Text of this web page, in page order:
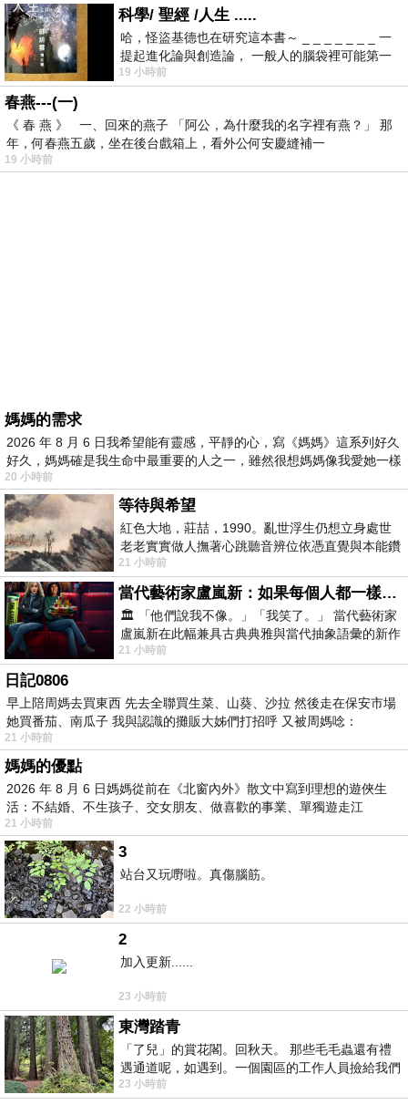
科學/ 聖經 /人生 .....
哈，怪盜基德也在研究這本書～ _ _ _ _ _ _ _ 一
提起進化論與創造論， 一般人的腦袋裡可能第一
時間就有「 進化論很科
19 小時前
春燕---(一)
《 春 燕 》 一、回來的燕子 「阿公，為什麼我的名字裡有燕？」 那
年，何春燕五歲，坐在後台戲箱上，看外公何安慶縫補一
19 小時前
媽媽的需求
2026 年 8 月 6 日我希望能有靈感，平靜的心，寫《媽媽》這系列好久
好久，媽媽確是我生命中最重要的人之一，雖然很想媽媽像我愛她一樣
20 小時前
等待與希望
紅色大地，莊喆，1990。亂世浮生仍想立身處世
老老實實做人撫著心跳聽音辨位依憑直覺與本能鑽
向裂隙的亮處探索另一個心聲另一個共鳴的
21 小時前
當代藝術家盧嵐新：如果每個人都一樣，這世界該有多無聊？
🏛️ 「他們說我不像。」「我笑了。」 當代藝術家
盧嵐新在此幅兼具古典典雅與當代抽象語彙的新作
中，以沈靜的藍色空間為背景，描繪了
21 小時前
日記0806
早上陪周媽去買東西 先去全聯買生菜、山葵、沙拉 然後走在保安市場
她買番茄、南瓜子 我與認識的攤販大姊們打招呼 又被周媽唸：
21 小時前
媽媽的優點
2026 年 8 月 6 日媽媽從前在《北窗內外》散文中寫到理想的遊俠生
活：不結婚、不生孩子、交女朋友、做喜歡的事業、單獨遊走江
湖⋯⋯，
21 小時前
3
站台又玩嘢啦。真傷腦筋。
22 小時前
2
加入更新......
23 小時前
東灣踏青
「了兒」的賞花閣。回秋天。 那些毛毛蟲還有禮
遇通道呢，如遇到。一個園區的工作人員撿給我們
細賞。
23 小時前